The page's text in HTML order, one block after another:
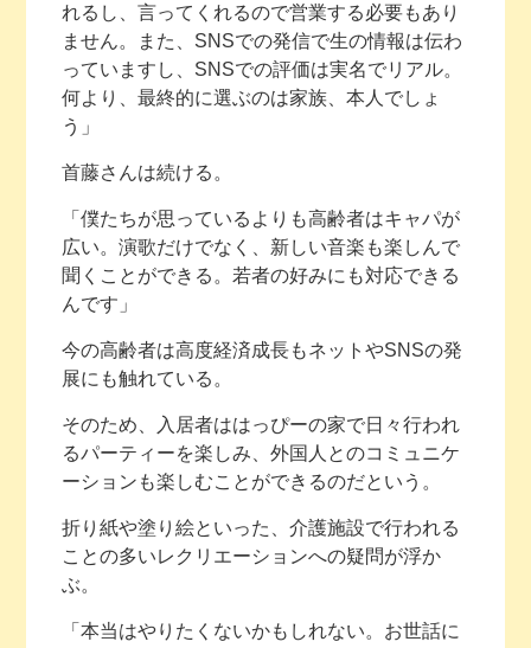
れるし、言ってくれるので営業する必要もあり
ません。また、SNSでの発信で生の情報は伝わ
っていますし、SNSでの評価は実名でリアル。
何より、最終的に選ぶのは家族、本人でしょ
う」
首藤さんは続ける。
「僕たちが思っているよりも高齢者はキャパが
広い。演歌だけでなく、新しい音楽も楽しんで
聞くことができる。若者の好みにも対応できる
んです」
今の高齢者は高度経済成長もネットやSNSの発
展にも触れている。
そのため、入居者ははっぴーの家で日々行われ
るパーティーを楽しみ、外国人とのコミュニケ
ーションも楽しむことができるのだという。
折り紙や塗り絵といった、介護施設で行われる
ことの多いレクリエーションへの疑問が浮か
ぶ。
「本当はやりたくないかもしれない。お世話に